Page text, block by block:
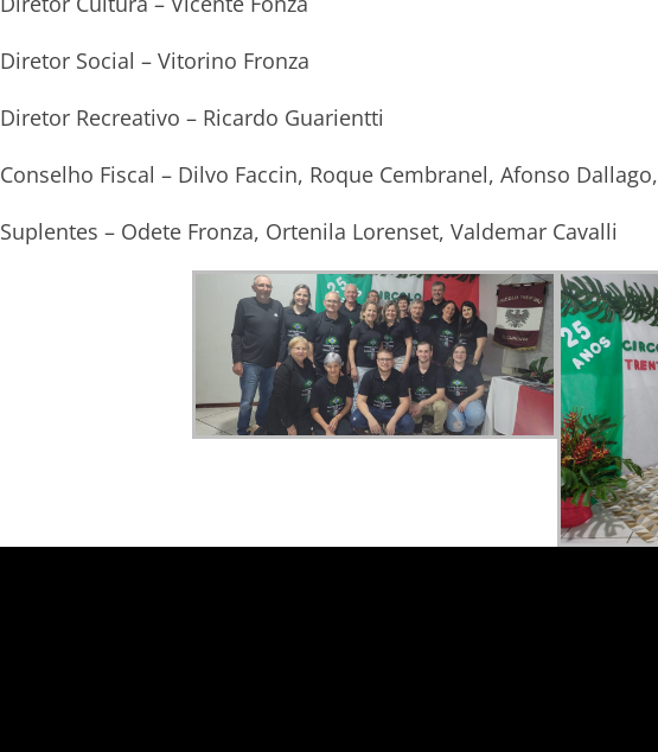
Diretor Social – Vitorino Fronza
Diretor Recreativo – Ricardo Guarientti
Conselho Fiscal – Dilvo Faccin, Roque Cembranel, Afonso Dallago,
Suplentes – Odete Fronza, Ortenila Lorenset, Valdemar Cavalli